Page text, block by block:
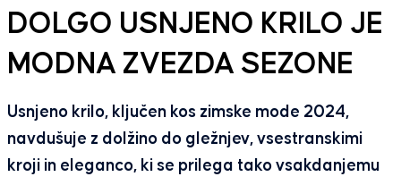
DOLGO USNJENO KRILO JE
MODNA ZVEZDA SEZONE
Usnjeno krilo, ključen kos zimske mode 2024,
navdušuje z dolžino do gležnjev, vsestranskimi
kroji in eleganco, ki se prilega tako vsakdanjemu